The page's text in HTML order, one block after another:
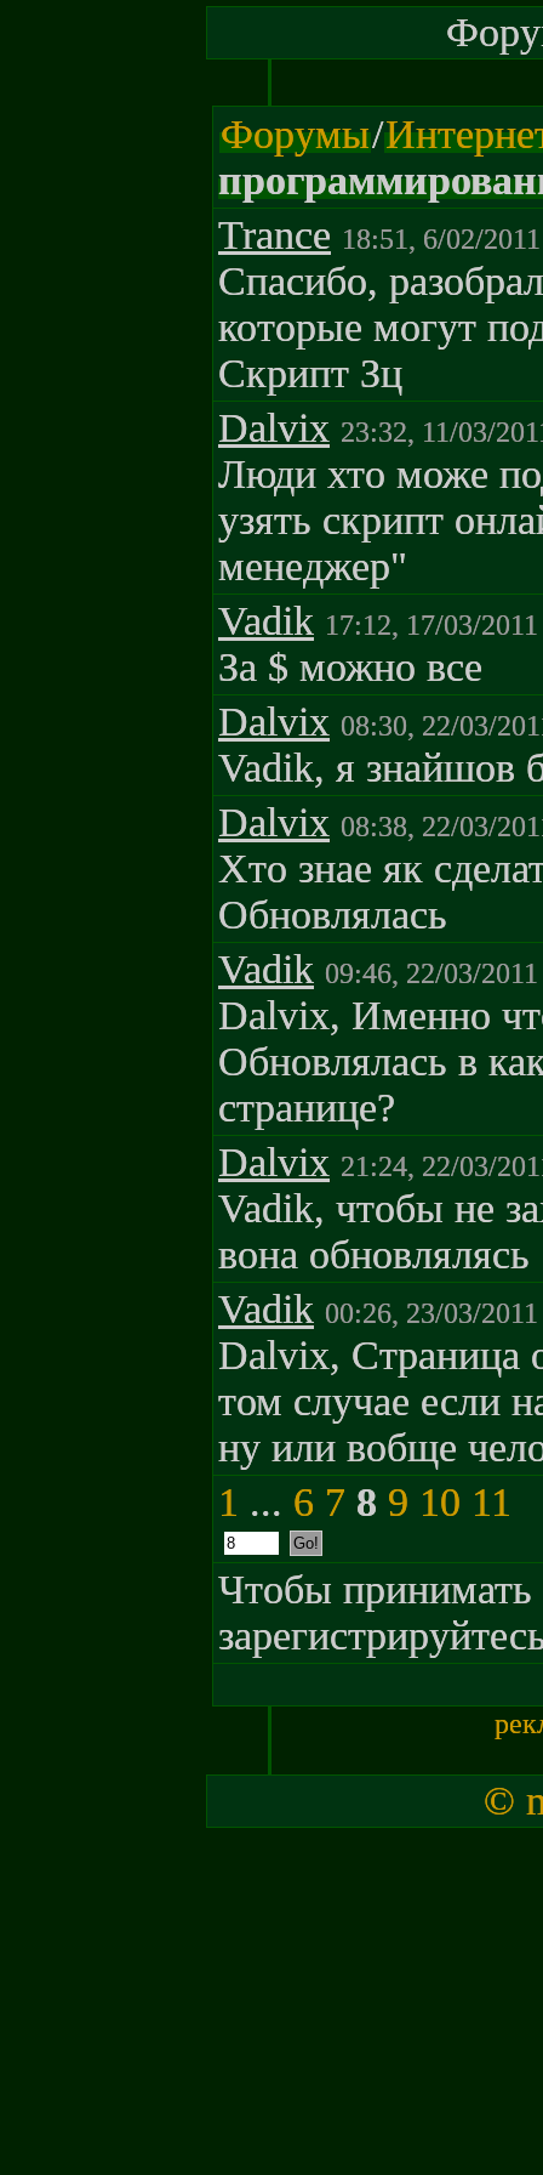
Форумы/
Trance 18:51, 6/02/2011
Спасибо,
которые могут
Скрипт Зц
Dalvix 23:32, 11/03/
Люди хто може
узять скрипт
менеджер"
Vadik 17:12, 17/03/2011
За $ можно все
Dalvix 08:30, 22/03/
Vadik, я знайшов
Dalvix 08:38, 22/03/
Хто знае як
Обновлялась
Vadik 09:46, 22/03/2011
Dalvix, Именно
Обновлялась в
странице?
Dalvix 21:24, 22/03/
Vadik, чтобы не
вона обновлялясь
Vadik 00:26, 23/03/2011
Dalvix, Страница
том случае если
ну или вобще
1 ... 6 7 8 9 10 11
Чтобы принимать
©